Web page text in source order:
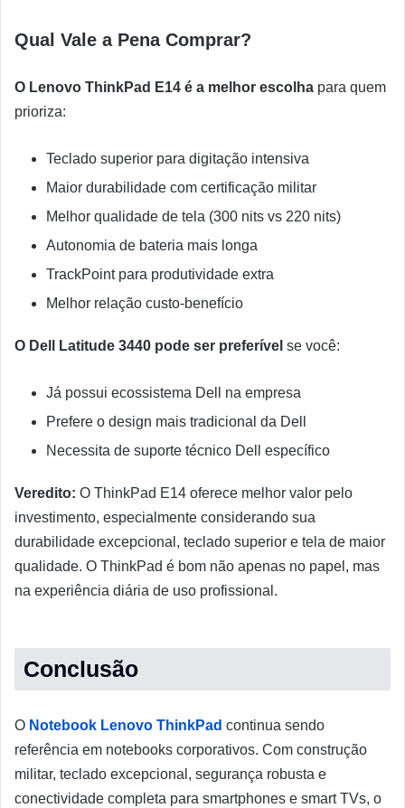
Qual Vale a Pena Comprar?
O Lenovo ThinkPad E14 é a melhor escolha para quem
prioriza:
Teclado superior para digitação intensiva
Maior durabilidade com certificação militar
Melhor qualidade de tela (300 nits vs 220 nits)
Autonomia de bateria mais longa
TrackPoint para produtividade extra
Melhor relação custo-benefício
O Dell Latitude 3440 pode ser preferível se você:
Já possui ecossistema Dell na empresa
Prefere o design mais tradicional da Dell
Necessita de suporte técnico Dell específico
Veredito: O ThinkPad E14 oferece melhor valor pelo
investimento, especialmente considerando sua
durabilidade excepcional, teclado superior e tela de maior
qualidade. O ThinkPad é bom não apenas no papel, mas
na experiência diária de uso profissional.
Conclusão
O Notebook Lenovo ThinkPad continua sendo
referência em notebooks corporativos. Com construção
militar, teclado excepcional, segurança robusta e
conectividade completa para smartphones e smart TVs, o